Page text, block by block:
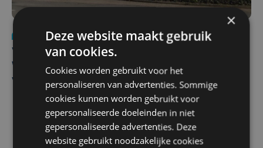
Nieuws
wo 5 augustus | 11:57
Vier Oostendse gynaecologen versterken dienst in AZ
West, dat ook een nieuwe voltijdse gynaecoloog
verwelkomt
×
Deze website maakt gebruik
van cookies.
Cookies worden gebruikt voor het
personaliseren van advertenties. Sommige
cookies kunnen worden gebruikt voor
gepersonaliseerde doeleinden in niet
gepersonaliseerde advertenties. Deze
website gebruikt noodzakelijke cookies